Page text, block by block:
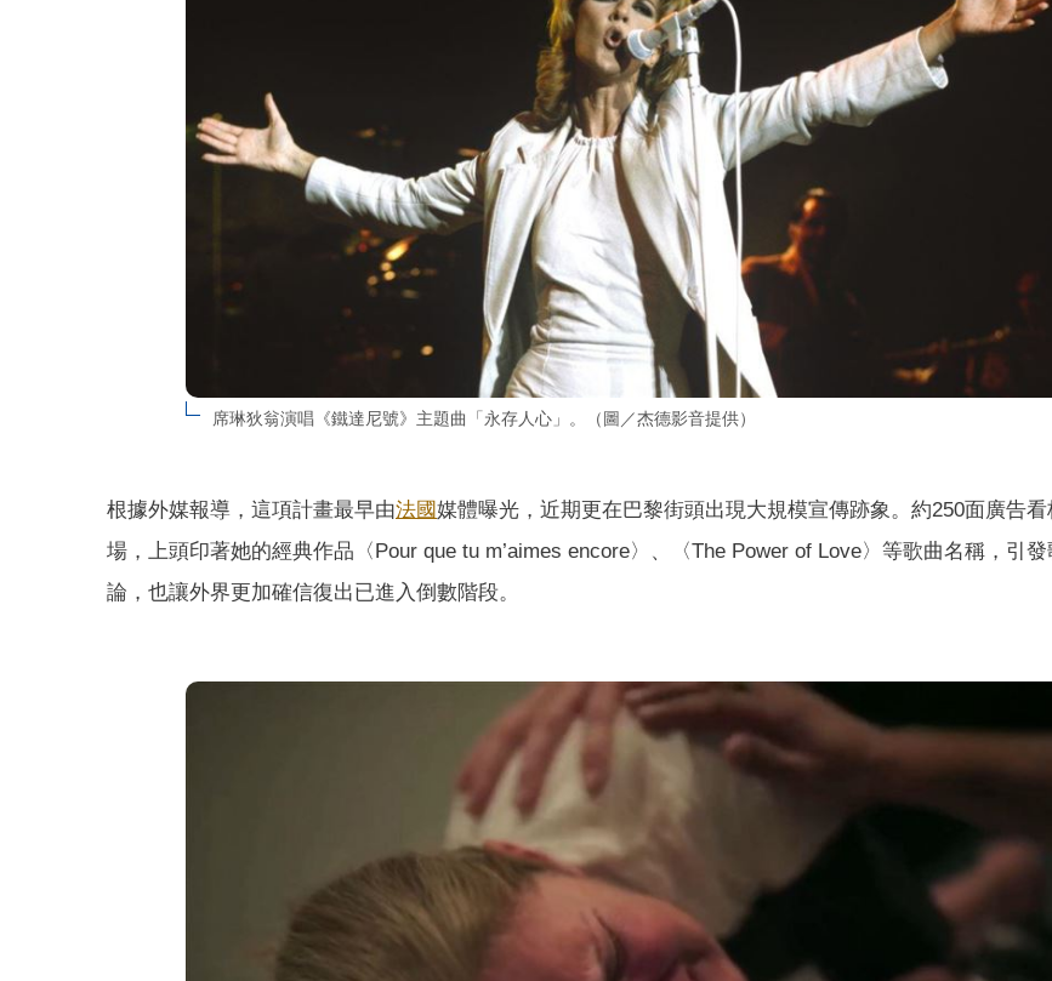
席琳狄翁演唱《鐵達尼號》主題曲「永存人心」。（圖／杰德影音提供）
根據外媒報導，這項計畫最早由法國媒體曝光，近期更在巴黎街頭出現大規模宣傳跡象。約250面廣告
場，上頭印著她的經典作品〈Pour que tu m’aimes encore〉、〈The Power of Love〉等歌曲名稱，引
論，也讓外界更加確信復出已進入倒數階段。